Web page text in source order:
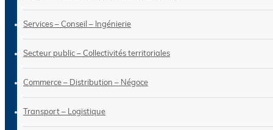
Services – Conseil – Ingénierie
Secteur public – Collectivités territoriales
Commerce – Distribution – Négoce
Transport – Logistique